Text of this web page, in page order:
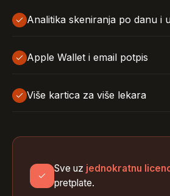
Analitika skeniranja po danu i
Apple Wallet i email potpis
Više kartica za više lekara
Sve uz jednokratnu
pretplate.